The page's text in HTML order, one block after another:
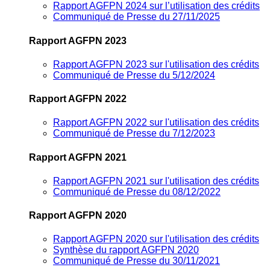
Rapport AGFPN 2024 sur l’utilisation des crédits
Communiqué de Presse du 27/11/2025
Rapport AGFPN 2023
Rapport AGFPN 2023 sur l'utilisation des crédits
Communiqué de Presse du 5/12/2024
Rapport AGFPN 2022
Rapport AGFPN 2022 sur l'utilisation des crédits
Communiqué de Presse du 7/12/2023
Rapport AGFPN 2021
Rapport AGFPN 2021 sur l'utilisation des crédits
Communiqué de Presse du 08/12/2022
Rapport AGFPN 2020
Rapport AGFPN 2020 sur l'utilisation des crédits
Synthèse du rapport AGFPN 2020
Communiqué de Presse du 30/11/2021